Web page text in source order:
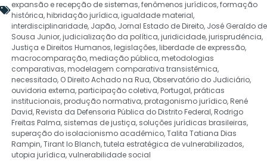
expansão e recepção de sistemas,fenômenos jurídicos,formação
histórica,hibridação jurídica,igualdade material,
interdisciplinaridade, Japão, Jornal Estado de Direito, José Geraldo de
Sousa Junior,judicialização da política,juridicidade,jurisprudência,
Justiça e Direitos Humanos,legislações,liberdade de expressão,
macrocomparação,mediação pública,metodologias
comparativas,modelagem comparativa transistêmica,
necessitado, O Direito Achado na Rua, Observatório do Judiciário,
ouvidoria externa,participação coletiva,Portugal,práticas
institucionais,produção normativa,protagonismo jurídico,René
David,Revista da Defensoria Pública do Distrito Federal,Rodrigo
Freitas Palma, sistemas de justiça, soluções jurídicas brasileiras,
superação do isolacionismo acadêmico,Talita Tatiana Dias
Rampin,Tirant lo Blanch,tutela estratégica de vulnerabilizados,
utopia jurídica,vulnerabilidade social